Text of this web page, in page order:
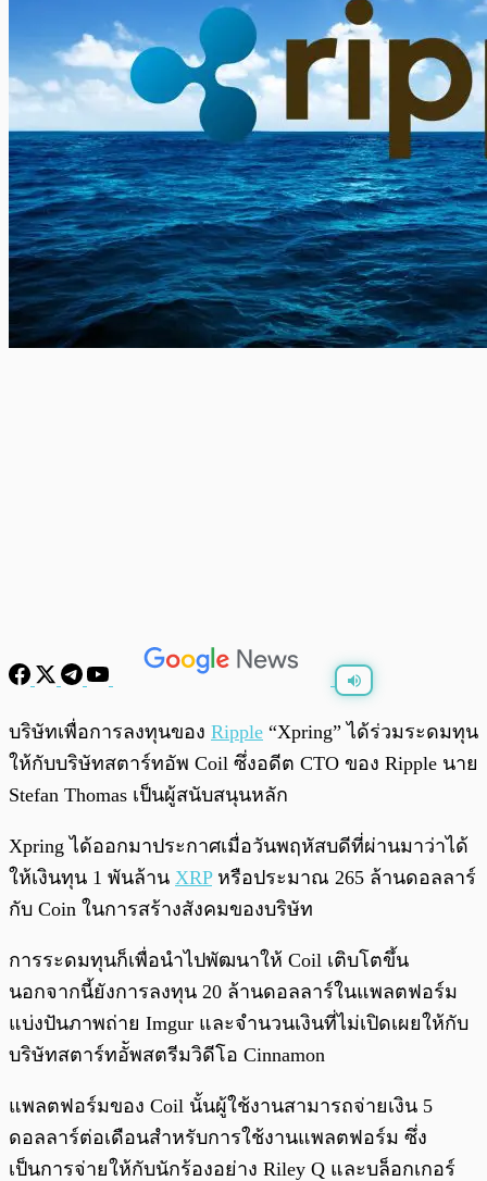
พร้อมเล่น 0:00
บริษัทเพื่อการลงทุนของ Ripple “Xpring” ได้ร่วมระดมทุน
ให้กับบริษัทสตาร์ทอัพ Coil ซึ่งอดีต CTO ของ Ripple นาย
Stefan Thomas เป็นผู้สนับสนุนหลัก
Xpring ได้ออกมาประกาศเมื่อวันพฤหัสบดีที่ผ่านมาว่าได้
ให้เงินทุน 1 พันล้าน XRPหรือประมาณ 265 ล้านดอลลาร์
กับ Coin ในการสร้างสังคมของบริษัท
การระดมทุนก็เพื่อนำไปพัฒนาให้ Coil เติบโตขึ้น
นอกจากนี้ยังการลงทุน 20 ล้านดอลลาร์ในแพลตฟอร์ม
แบ่งปันภาพถ่าย Imgur และจำนวนเงินที่ไม่เปิดเผยให้กับ
บริษัทสตาร์ทอััพสตรีมวิดีโอ Cinnamon
แพลตฟอร์มของ Coil นั้นผู้ใช้งานสามารถจ่ายเงิน 5
ดอลลาร์ต่อเดือนสำหรับการใช้งานแพลตฟอร์ม ซึ่ง
เป็นการจ่ายให้กับนักร้องอย่าง Riley Q และบล็อกเกอร์